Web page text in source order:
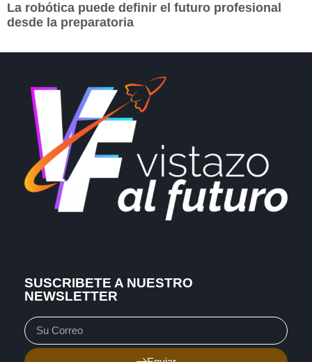
La robótica puede definir el futuro profesional
desde la preparatoria
SUSCRIBETE A NUESTRO
NEWSLETTER